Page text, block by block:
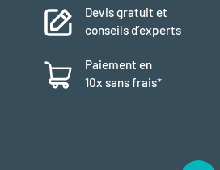
Devis gratuit et
conseils d’experts
Paiement en
10x sans frais*